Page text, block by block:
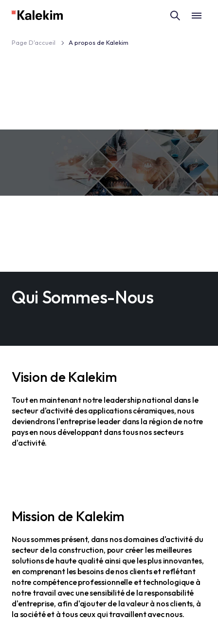
Page D'accueil A propos de Kalekim
Qui Sommes-Nous
Vision de Kalekim
Tout en maintenant notre leadership national dans le
secteur d'activité des applications céramiques, nous
deviendrons l'entreprise leader dans la région de notre
pays en nous développant dans tous nos secteurs
d'activité.
Mission de Kalekim
Nous sommes présent, dans nos domaines d'activité du
secteur de la construction, pour créer les meilleures
solutions de haute qualité ainsi que les plus innovantes,
en comprenant les besoins de nos clients et reflétant
notre compétence professionnelle et technologique à
notre travail avec une sensibilité de la responsabilité
d'entreprise, afin d'ajouter de la valeur à nos clients, à
la société et à tous ceux qui travaillent avec nous.